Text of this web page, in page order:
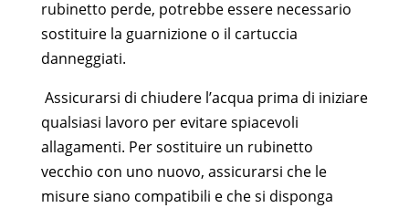
rubinetto perde, potrebbe essere necessario
sostituire la guarnizione o il cartuccia
danneggiati.
Assicurarsi di chiudere l’acqua prima di iniziare
qualsiasi lavoro per evitare spiacevoli
allagamenti. Per sostituire un rubinetto
vecchio con uno nuovo, assicurarsi che le
misure siano compatibili e che si disponga